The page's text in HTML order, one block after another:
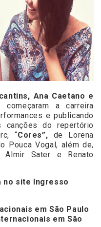
Ana Caetano e
começaram a carreira
e publicando
do repertório
“Cores”, de Lorena
Pouca Vogal, além de,
Almir Sater e Renato
no site
Ingresso
em São Paulo
em São